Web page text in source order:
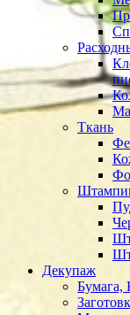
Ткань
Декупаж
Бумага,